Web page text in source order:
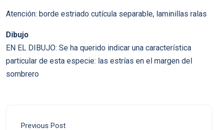
Atención: borde estriado cutícula separable, laminillas ralas
Dibujo
EN EL DIBUJO: Se ha querido indicar una característica
particular de esta especie: las estrías en el margen del
sombrero
Previous Post